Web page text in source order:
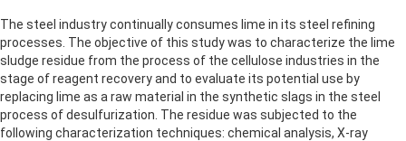
The steel industry continually consumes lime in its steel refining
processes. The objective of this study was to characterize the lime
sludge residue from the process of the cellulose industries in the
stage of reagent recovery and to evaluate its potential use by
replacing lime as a raw material in the synthetic slags in the steel
process of desulfurization. The residue was subjected to the
following characterization techniques: chemical analysis, X-ray